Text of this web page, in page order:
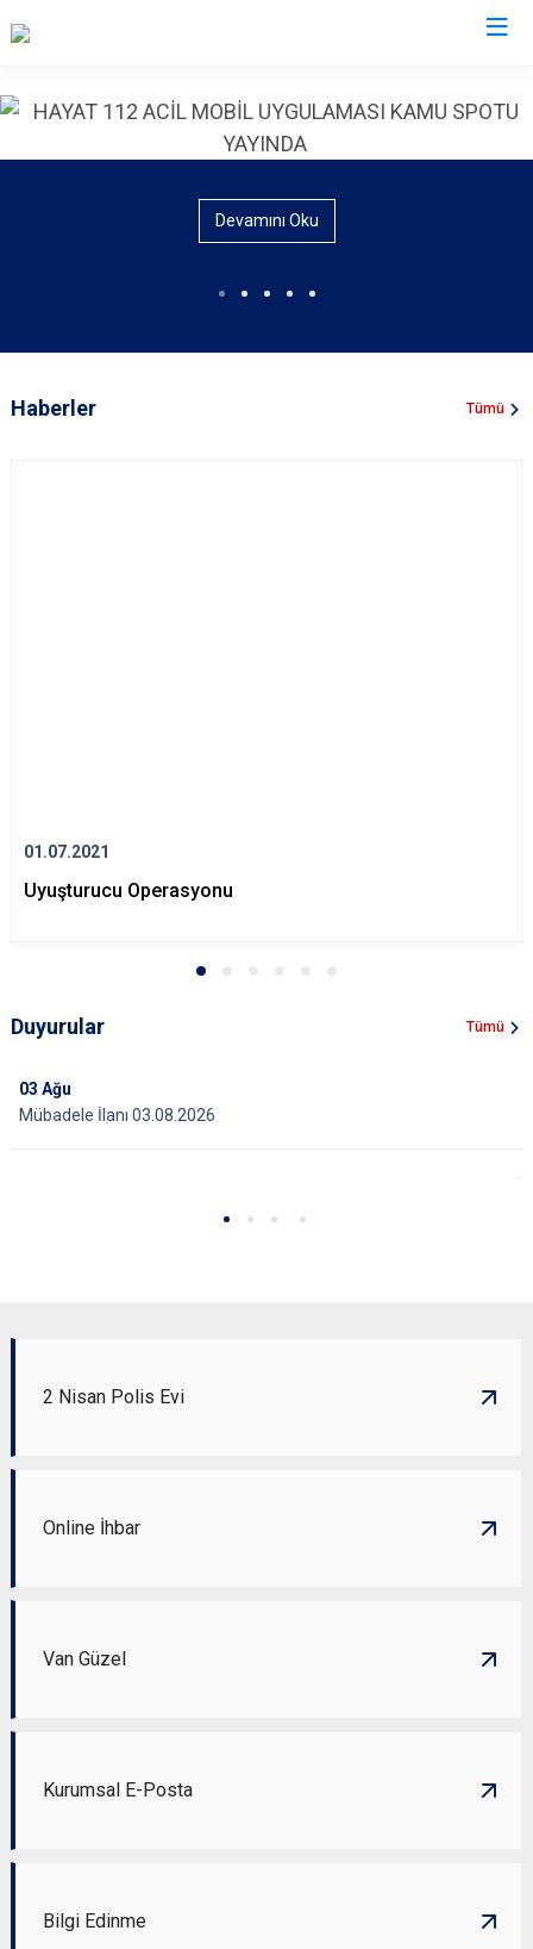
Devamını Oku
Haberler Tümü
01.07.2021
Uyuşturucu Operasyonu
Duyurular Tümü
03 Ağu
Mübadele İlanı 03.08.2026
2 Nisan Polis Evi
Online İhbar
Van Güzel
Kurumsal E-Posta
Bilgi Edinme